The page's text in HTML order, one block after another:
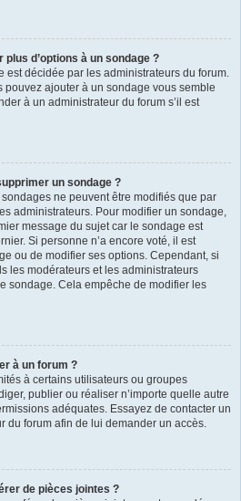
d’options à un sondage ?
est décidée par les administrateurs du forum.
pouvez ajouter à un sondage vous semble
à un administrateur du forum s’il est
un sondage ?
ne peuvent être modifiés que par
administrateurs. Pour modifier un sondage,
message du sujet car le sondage est
Si personne n’a encore voté, il est
ou de modifier ses options. Cependant, si
les modérateurs et les administrateurs
sondage. Cela empêche de modifier les
à un forum ?
à certains utilisateurs ou groupes
publier ou réaliser n’importe quelle autre
adéquates. Essayez de contacter un
du forum afin de lui demander un accès.
de pièces jointes ?